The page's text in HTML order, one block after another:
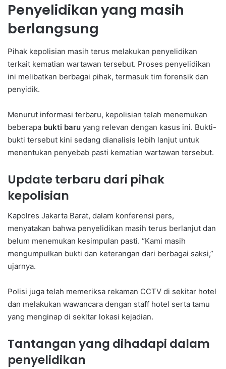
Penyelidikan yang masih
berlangsung
Pihak kepolisian masih terus melakukan penyelidikan
terkait kematian wartawan tersebut. Proses penyelidikan
ini melibatkan berbagai pihak, termasuk tim forensik dan
penyidik.
Menurut informasi terbaru, kepolisian telah menemukan
beberapa bukti baru yang relevan dengan kasus ini. Bukti-
bukti tersebut kini sedang dianalisis lebih lanjut untuk
menentukan penyebab pasti kematian wartawan tersebut.
Update terbaru dari pihak
kepolisian
Kapolres Jakarta Barat, dalam konferensi pers,
menyatakan bahwa penyelidikan masih terus berlanjut dan
belum menemukan kesimpulan pasti. “Kami masih
mengumpulkan bukti dan keterangan dari berbagai saksi,”
ujarnya.
Polisi juga telah memeriksa rekaman CCTV di sekitar hotel
dan melakukan wawancara dengan staff hotel serta tamu
yang menginap di sekitar lokasi kejadian.
Tantangan yang dihadapi dalam
penyelidikan